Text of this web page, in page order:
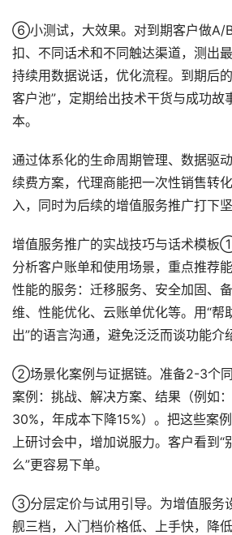
⑥小测试，大效果。对到期客户做A/
扣、不同话术和不同触达渠道，测出
持续用数据说话，优化流程。到期后
客户池”，定期给出技术干货与成功故
本。
通过体系化的生命周期管理、数据驱
续费方案，代理商能把一次性销售转
入，同时为后续的增值服务推广打下坚
增值服务推广的实战技巧与话术模板
分析客户账单和使用场景，重点推荐
性能的服务：迁移服务、安全加固、
维、性能优化、云账单优化等。用“
出”的语言沟通，避免泛泛而谈功能介
②场景化案例与证据链。准备2-3个
案例：挑战、解决方案、结果（例如
30%，年成本下降15%）。把这些案
上研讨会中，增加说服力。客户看到
么”更容易下单。
③分层定价与试用引导。为增值服务
舰三档，入门档价格低、上手快，降